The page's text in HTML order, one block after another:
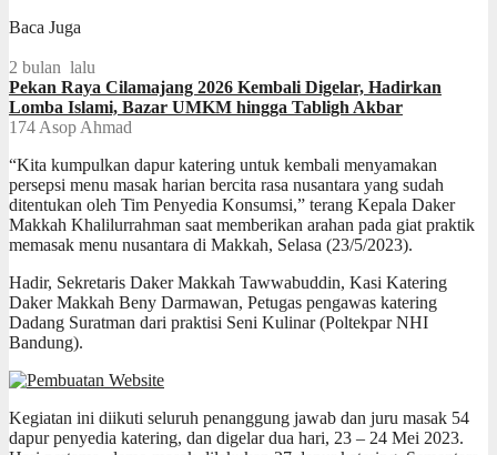
Baca Juga
2 bulan lalu
Pekan Raya Cilamajang 2026 Kembali Digelar, Hadirkan
Lomba Islami, Bazar UMKM hingga Tabligh Akbar
174 Asop Ahmad
“Kita kumpulkan dapur katering untuk kembali menyamakan
persepsi menu masak harian bercita rasa nusantara yang sudah
ditentukan oleh Tim Penyedia Konsumsi,” terang Kepala Daker
Makkah Khalilurrahman saat memberikan arahan pada giat praktik
memasak menu nusantara di Makkah, Selasa (23/5/2023).
Hadir, Sekretaris Daker Makkah Tawwabuddin, Kasi Katering
Daker Makkah Beny Darmawan, Petugas pengawas katering
Dadang Suratman dari praktisi Seni Kulinar (Poltekpar NHI
Bandung).
Kegiatan ini diikuti seluruh penanggung jawab dan juru masak 54
dapur penyedia katering, dan digelar dua hari, 23 – 24 Mei 2023.